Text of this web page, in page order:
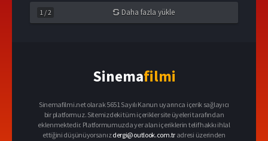
1 /2 Daha fazla yükle
Sinemafilmi
Sinemafilmi.net olarak 5651 Sayılı Kanun uyarınca içerik sağlayıcı
bir platformuz. Sitemizdeki tüm içerikler site üyeleri tarafından
eklenmektedir. Platformumuzda yer alan içeriklerin telif hakkı ihlal
ettiğini düşünüyorsanızdergi@outlook.com.tr adresi üzerinden